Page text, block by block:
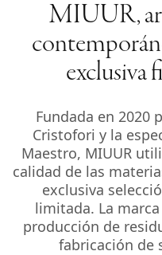
MIUUR,
exclusiva
Fundada en 2020
Cristofori y la
Maestro, MIUUR
calidad de las
exclusiva
limitada. La
producción de
fabricación de